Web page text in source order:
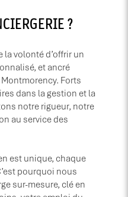
?
la volonté d’offrir un
et ancré
Forts
dans la gestion et la
notre rigueur, notre
au service des
est unique, chaque
pourquoi nous
sur-mesure, clé en